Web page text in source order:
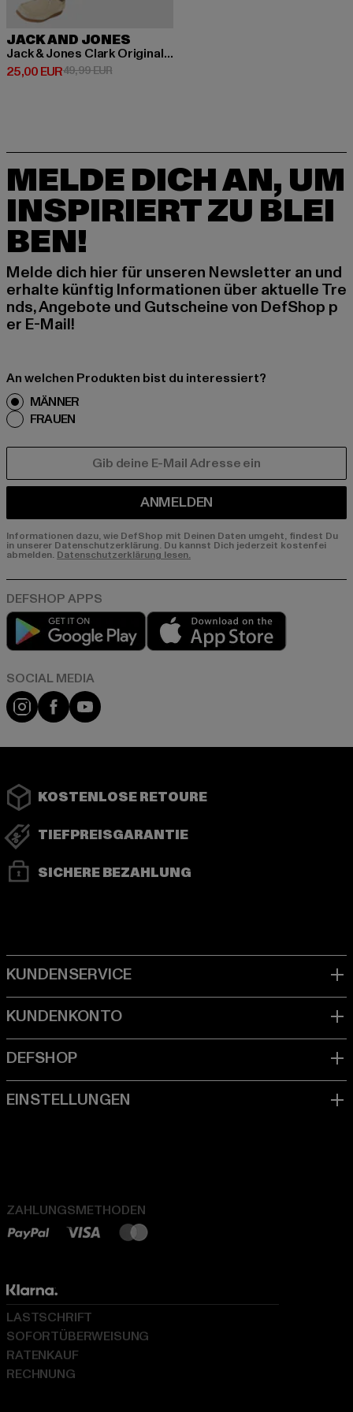
JACK AND JONES
Jack & Jones Clark Original Am 393 Straight Fit Jeans
25,00 EUR
Derzeitiger Preis: 25,00 EUR
49,99 EURAktionspreis: 49,99 EUR
MELDE DICH AN, UM
INSPIRIERT ZU BLEI
BEN!
Melde dich hier für unseren Newsletter an und
erhalte künftig Informationen über aktuelle Tre
nds, Angebote und Gutscheine von DefShop p
er E-Mail!
An welchen Produkten bist du interessiert?
MÄNNER
FRAUEN
ANMELDEN
Informationen dazu, wie DefShop mit Deinen Daten umgeht, findest Du
in unserer Datenschutzerklärung. Du kannst Dich jederzeit kostenfei
abmelden. Datenschutzerklärung lesen.
Play market
Instagram
FacebookYouTube
KOSTENLOSE RETOURE
TIEFPREISGARANTIE
SICHERE BEZAHLUNG
ZAHLUNGSMETHODEN
LASTSCHRIFT
SOFORTÜBERWEISUNG
RATENKAUF
RECHNUNG